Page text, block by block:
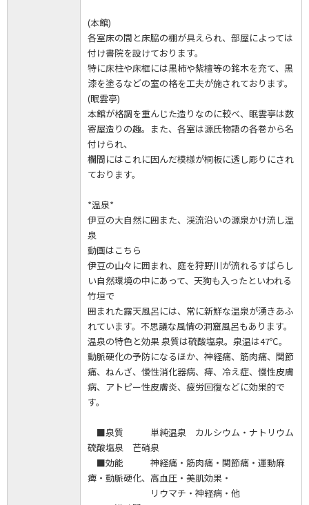
(本館)
各室床の間と床脇の棚が具えられ、部屋によっては
付け書院を設けております。
特に床柱や床框には黒柿や紫檀等の銘木を充て、黒
漆を塗るなどの室の格を工夫が施されております。
(眠雲亭)
本館が格調を重んじた造りなのに較べ、眠雲亭は数
寄屋造りの趣。また、各室は源氏物語の各巻から名
付けられ、
欄間にはこれに因んだ模様が桐板に透し彫りにされ
ております。
*温泉*
伊豆の大自然に囲また、渓流沿いの源泉かけ流し温
泉
動画はこちら
伊豆の山々に囲まれ、庭を狩野川が流れるすばらし
い自然環境の中にあって、天狗も入ったといわれる
竹垣で
囲まれた露天風呂には、常に新鮮な温泉が湧きあふ
れています。不思議な風情の洞窟風呂もあります。
温泉の特色と効果 泉質は硫酸塩泉。泉温は47℃。
動脈硬化の予防になるほか、神経痛、筋肉痛、関節
痛、ねんざ、慢性消化器病、痔、冷え症、慢性皮膚
病、アトピー性皮膚炎、疲労回復などに効果的で
す。
■泉質 単純温泉 カルシウム・ナトリウム
硫酸塩泉 芒硝泉
■効能 神経痛・筋肉痛・関節痛・運動麻
痺・動脈硬化、高血圧・美肌効果・
リウマチ・神経病・他